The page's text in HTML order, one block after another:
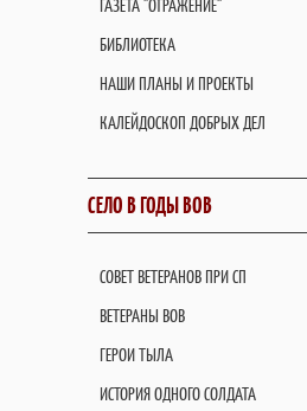
ГАЗЕТА "ОТРАЖЕНИЕ"
БИБЛИОТЕКА
НАШИ ПЛАНЫ И ПРОЕКТЫ
КАЛЕЙДОСКОП ДОБРЫХ ДЕЛ
СЕЛО В ГОДЫ ВОВ
СОВЕТ ВЕТЕРАНОВ ПРИ СП
ВЕТЕРАНЫ ВОВ
ГЕРОИ ТЫЛА
ИСТОРИЯ ОДНОГО СОЛДАТА